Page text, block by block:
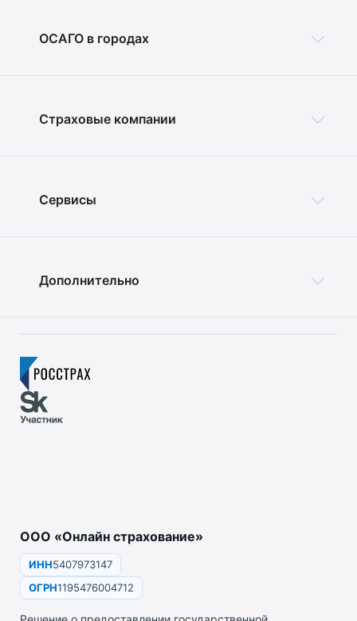
ОСАГО в городах
Страховые компании
Сервисы
Дополнительно
ООО «Онлайн страхование»
ИНН5407973147
ОГРН1195476004712